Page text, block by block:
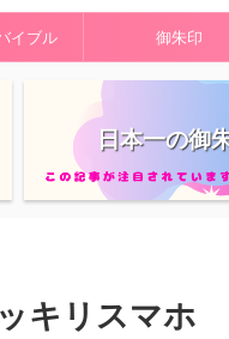
イブル 御朱印
日本一の御
キリスマホ